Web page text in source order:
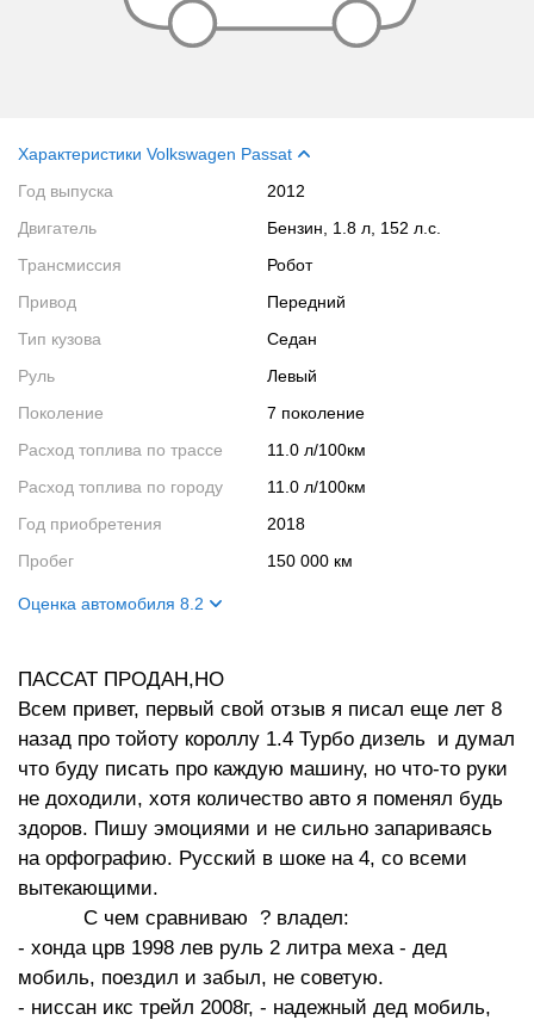
Характеристики Volkswagen Passat
Год выпуска
2012
Двигатель
Бензин, 1.8 л, 152 л.с.
Трансмиссия
Робот
Привод
Передний
Тип кузова
Седан
Руль
Левый
Поколение
7 поколение
Расход топлива по трассе
11.0 л/100км
Расход топлива по городу
11.0 л/100км
Год приобретения
2018
Пробег
150 000 км
Оценка автомобиля 8.2
Салон
Двигатель
7
Ходовые качества
8
ПАССАТ ПРОДАН,НО
Всем привет, первый свой отзыв я писал еще лет 8
назад про тойоту короллу 1.4 Турбо дизель и думал
что буду писать про каждую машину, но что-то руки
не доходили, хотя количество авто я поменял будь
здоров. Пишу эмоциями и не сильно запариваясь
на орфографию. Русский в шоке на 4, со всеми
вытекающими.
С чем сравниваю ? владел:
- хонда црв 1998 лев руль 2 литра меха - дед
мобиль, поездил и забыл, не советую.
- ниссан икс трейл 2008г, - надежный дед мобиль,